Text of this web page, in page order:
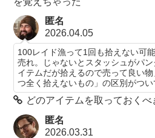
匿名
2026.04.05
100レイド漁って1回も拾えない可
売れ。じゃないとスタッシュがパ
イテムだが拾えるので売って良い
つ全く拾えないもの」の区別がつい
どのアイテムを取っておく
匿名
2026.03.31